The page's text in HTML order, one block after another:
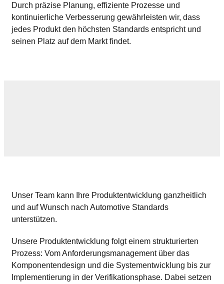
Durch präzise Planung, effiziente Prozesse und
kontinuierliche Verbesserung gewährleisten wir, dass
jedes Produkt den höchsten Standards entspricht und
seinen Platz auf dem Markt findet.
Unser Team kann Ihre Produktentwicklung ganzheitlich
und auf Wunsch nach Automotive Standards
unterstützen.
Unsere Produktentwicklung folgt einem strukturierten
Prozess: Vom Anforderungsmanagement über das
Komponentendesign und die Systementwicklung bis zur
Implementierung in der Verifikationsphase. Dabei setzen